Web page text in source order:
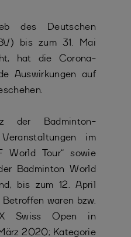
des Deutschen
bis zum 31. Mai
hat die Corona-
Auswirkungen auf
der Badminton-
im
World Tour“ sowie
Badminton World
bis zum 12. April
waren bzw.
Swiss Open in
2020; Kategorie